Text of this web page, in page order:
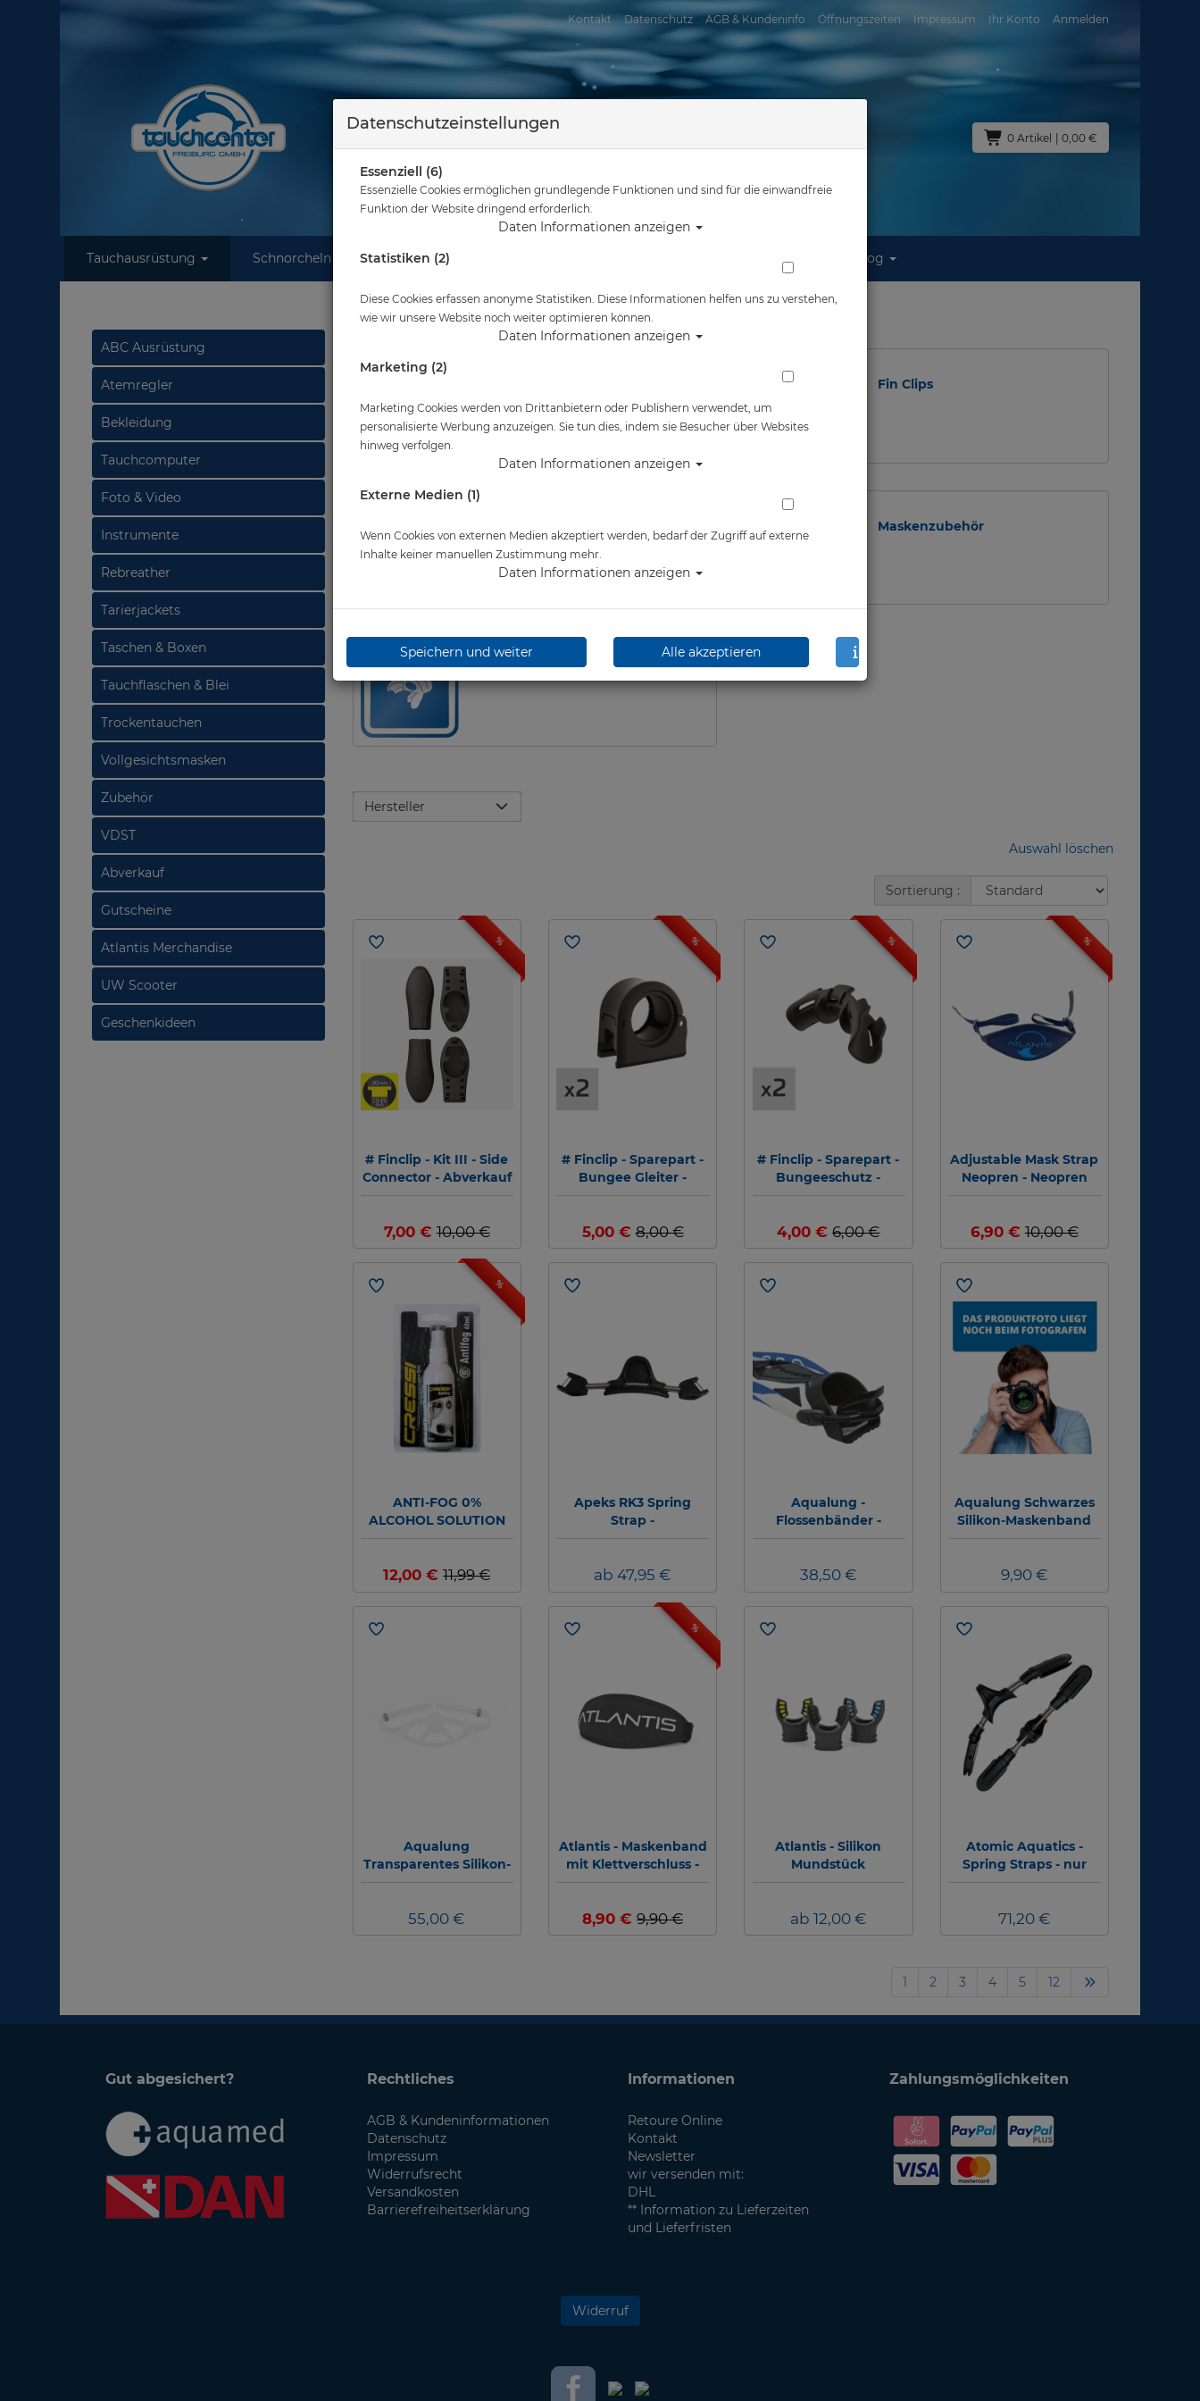
Kontakt Datenschutz AGB & Kundeninfo Öffnungszeiten Impressum Ihr Konto Anmelden
0 Artikel | 0,00 €
Tauchausrüstung Schnorcheln Wassersport Reisen Blog
Sie sind hier Tauchausrüstung Zubehör
ABC Ausrüstung
Atemregler
Bekleidung
Tauchcomputer
Foto & Video
Instrumente
Rebreather
Tarierjackets
Taschen & Boxen
Tauchflaschen & Blei
Trockentauchen
Vollgesichtsmasken
Zubehör
VDST
Abverkauf
Gutscheine
Atlantis Merchandise
UW Scooter
Geschenkideen
Fin Clips
Maskenzubehör
Schnorchelhalter & Mundstücke
Hersteller
Auswahl löschen
Sortierung :
%
# Finclip - Kit III - Side
Connector - Abverkauf
7,00 €10,00 €
%
# Finclip - Sparepart -
Bungee Gleiter -
Bungee Cursor (2
5,00 €8,00 €
%
# Finclip - Sparepart -
Bungeeschutz -
Bungee Protector (2
4,00 €6,00 €
%
Adjustable Mask Strap
Neopren - Neopren
Maskenband - Atlantis
6,90 € 10,00 €
%
ANTI-FOG 0%
ALCOHOL SOLUTION
60ml
12,00 €11,99 €
Apeks RK3 Spring
Strap -
Ersatzflossenbänder
ab 47,95 €
Aqualung -
Flossenbänder -
Ersatzbänder - Phazer
38,50 €
Aqualung Schwarzes
Silikon-Maskenband
9,90 €
Aqualung
Transparentes Silikon-
Maskenband (5er
55,00 €
%
Atlantis - Maskenband
mit Klettverschluss -
Farbe: Schwarz #
8,90 €9,90 €
Atlantis - Silikon
Mundstück
ab 12,00 €
Atomic Aquatics -
Spring Straps - nur
Atomic Aquatics
71,20 €
1 2 3 4 5 12
Gut abgesichert? Rechtliches
AGB & Kundeninformationen
Datenschutz
Impressum
Widerrufsrecht
Versandkosten
Barrierefreiheitserklärung
Informationen
Retoure Online
Kontakt
Newsletter
wir versenden mit:
DHL
** Information zu Lieferzeiten
und Lieferfristen
Zahlungsmöglichkeiten
Widerruf
Datenschutzeinstellungen
Essenziell (6)
Essenzielle Cookies ermöglichen grundlegende Funktionen und sind für die einwandfreie
Funktion der Website dringend erforderlich.
Daten Informationen anzeigen
Statistiken (2)
Diese Cookies erfassen anonyme Statistiken. Diese Informationen helfen uns zu verstehen,
wie wir unsere Website noch weiter optimieren können.
Daten Informationen anzeigen
Marketing (2)
Marketing Cookies werden von Drittanbietern oder Publishern verwendet, um
personalisierte Werbung anzuzeigen. Sie tun dies, indem sie Besucher über Websites
hinweg verfolgen.
Daten Informationen anzeigen
Externe Medien (1)
Wenn Cookies von externen Medien akzeptiert werden, bedarf der Zugriff auf externe
Inhalte keiner manuellen Zustimmung mehr.
Daten Informationen anzeigen
Speichern und weiter Alle akzeptieren